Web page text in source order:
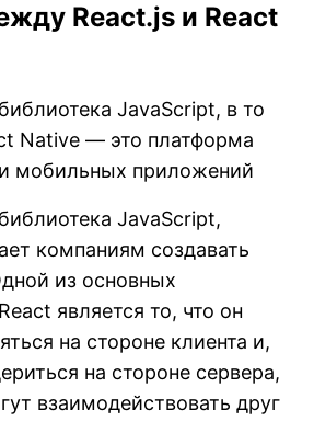
React.js и React
JavaScript, в то
Native — это платформа
мобильных приложений
JavaScript,
компаниям создавать
из основных
является то, что он
на стороне клиента и,
на стороне сервера,
взаимодействовать друг